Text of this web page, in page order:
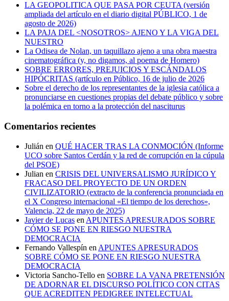
LA GEOPOLITICA QUE PASA POR CEUTA (versión
ampliada del artículo en el diario digital PÚBLICO, 1 de
agosto de 2026)
LA PAJA DEL <NOSOTROS> AJENO Y LA VIGA DEL
NUESTRO
La Odisea de Nolan, un taquillazo ajeno a una obra maestra
cinematográfica (y, no digamos, al poema de Homero)
SOBRE ERRORES, PREJUICIOS Y ESCÁNDALOS
HIPÓCRITAS (artículo en Público, 16 de julio de 2026
Sobre el derecho de los representantes de la iglesia católica a
pronunciarse en cuestiones propias del debate público y sobre
la polémica en torno a la protección del nasciturus
Comentarios recientes
Julián en QUÉ HACER TRAS LA CONMOCIÓN (Informe
UCO sobre Santos Cerdán y la red de corrupción en la cúpula
del PSOE)
Julian en CRISIS DEL UNIVERSALISMO JURÍDICO Y
FRACASO DEL PROYECTO DE UN ORDEN
CIVILIZATORIO (extracto de la conferencia pronunciada en
el X Congreso internacional «El tiempo de los derechos»,
Valencia, 22 de mayo de 2025)
Javier de Lucas en APUNTES APRESURADOS SOBRE
CÓMO SE PONE EN RIESGO NUESTRA
DEMOCRACIA
Fernando Vallespín en APUNTES APRESURADOS
SOBRE CÓMO SE PONE EN RIESGO NUESTRA
DEMOCRACIA
Victoria Sancho-Tello en SOBRE LA VANA PRETENSIÓN
DE ADORNAR EL DISCURSO POLÍTICO CON CITAS
QUE ACREDITEN PEDIGREE INTELECTUAL